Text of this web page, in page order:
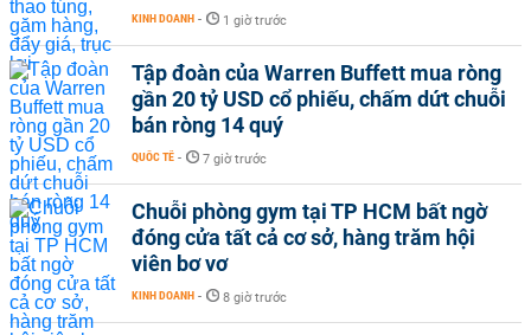
KINH DOANH - 1 giờ trước
Tập đoàn của Warren Buffett mua ròng
gần 20 tỷ USD cổ phiếu, chấm dứt chuỗi
bán ròng 14 quý
QUỐC TẾ - 7 giờ trước
Chuỗi phòng gym tại TP HCM bất ngờ
đóng cửa tất cả cơ sở, hàng trăm hội
viên bơ vơ
KINH DOANH - 8 giờ trước